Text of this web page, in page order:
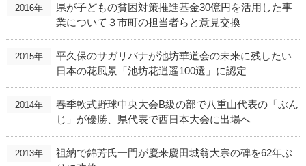
2016年
県が子どもの貧困対策推進基金30億円を活用した事
業について３市町の担当者らと意見交換
2015年
平久保のサガリバナが池坊華道会の未来に残したい
日本の花風景「池坊花逍遥100選」に認定
2014年
春季軟式野球中央大会B級の部で八重山代表の「ぶん
じ」が優勝、県代表で西日本大会に出場へ
2013年
祖納で錦芳氏一門が慶来慶田城翁大宗の碑を62年ぶ